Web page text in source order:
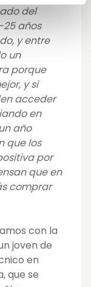
del
25 años
y entre
un
porque
y si
acceder
en
año
que los
por
que en
comprar
con la
joven de
en
que se